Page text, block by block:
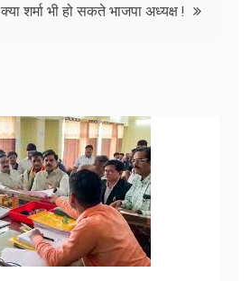
क्या शर्मा भी हो सकते भाजपा अध्यक्ष !